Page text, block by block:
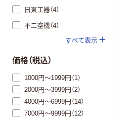
日東工器（4）
不二空機（4）
すべて表示
価格（税込）
1000円～1999円（1）
2000円～3999円（2）
4000円～6999円（14）
7000円～9999円（12）